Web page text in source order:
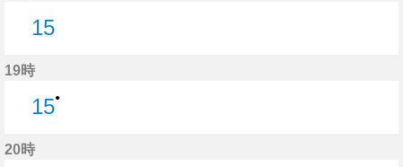
15
19時
15●
20時